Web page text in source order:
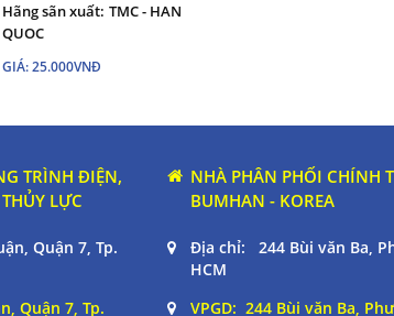
Hãng sãn xuất: TMC - HAN
QUOC
GIÁ: 25.000VNĐ
TRÌNH ĐIỆN,
LỰC
Quận 7, Tp.
Quận 7, Tp.
NHÀ PHÂN PHỐI CHÍNH
BUMHAN - KOREA
Địa chỉ: 244 Bùi văn Ba,
HCM
VPGD: 244 Bùi văn Ba,